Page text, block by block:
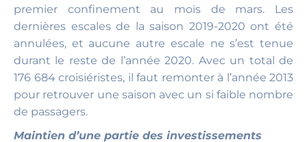
premier confinement au mois de mars. Les
dernières escales de la saison 2019-2020 ont été
annulées, et aucune autre escale ne s’est tenue
durant le reste de l’année 2020. Avec un total de
176 684 croisiéristes, il faut remonter à l’année 2013
pour retrouver une saison avec un si faible nombre
de passagers.
Maintien d’une partie des investissements